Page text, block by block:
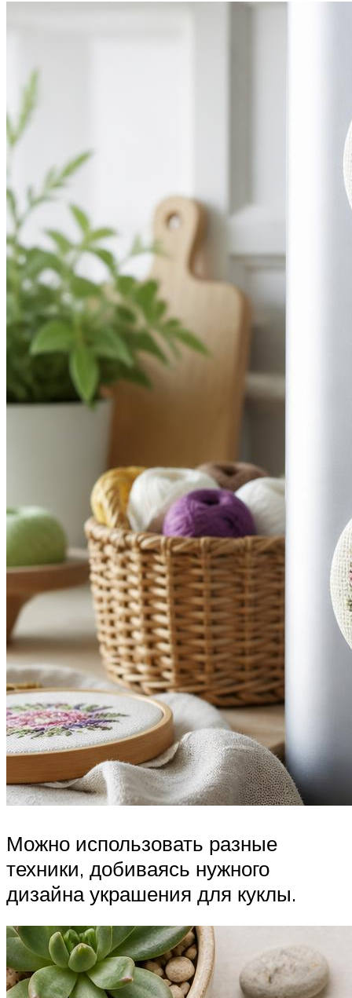
Можно использовать разные
техники, добиваясь нужного
дизайна украшения для куклы.